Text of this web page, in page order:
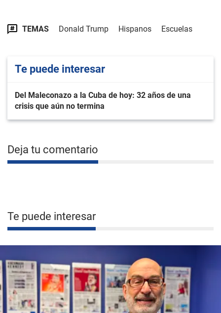
TEMAS Donald Trump Hispanos Escuelas
Te puede interesar
Del Maleconazo a la Cuba de hoy: 32 años de una
crisis que aún no termina
Deja tu comentario
Te puede interesar